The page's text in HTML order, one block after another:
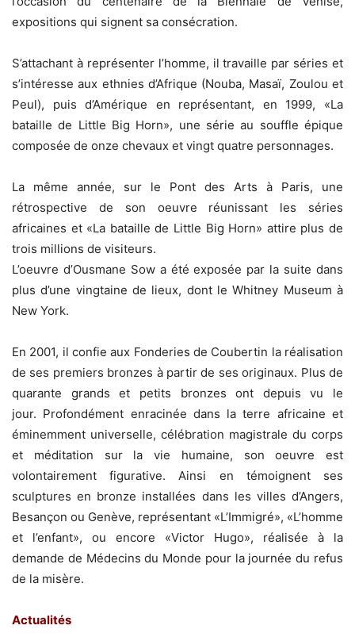
expositions qui signent sa consécration.
S’attachant à représenter l’homme, il travaille par séries et
s’intéresse aux ethnies d’Afrique (Nouba, Masaï, Zoulou et
Peul), puis d’Amérique en représentant, en 1999, «La
bataille de Little Big Horn», une série au souffle épique
composée de onze chevaux et vingt quatre personnages.
La même année, sur le Pont des Arts à Paris, une
rétrospective de son oeuvre réunissant les séries
africaines et «La bataille de Little Big Horn» attire plus de
trois millions de visiteurs.
L’oeuvre d’Ousmane Sow a été exposée par la suite dans
plus d’une vingtaine de lieux, dont le Whitney Museum à
New York.
En 2001, il confie aux Fonderies de Coubertin la réalisation
de ses premiers bronzes à partir de ses originaux. Plus de
quarante grands et petits bronzes ont depuis vu le
jour. Profondément enracinée dans la terre africaine et
éminemment universelle, célébration magistrale du corps
et méditation sur la vie humaine, son oeuvre est
volontairement figurative. Ainsi en témoignent ses
sculptures en bronze installées dans les villes d’Angers,
Besançon ou Genève, représentant «L’Immigré», «L’homme
et l’enfant», ou encore «Victor Hugo», réalisée à la
demande de Médecins du Monde pour la journée du refus
de la misère.
Actualités